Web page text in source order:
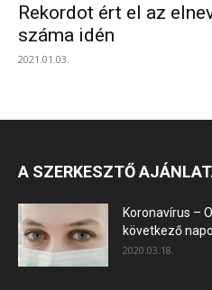
Rekordot ért el az
száma idén
2021.01.03.
A SZERKESZTŐ
Koronavírus –
következő
2020.03.18.